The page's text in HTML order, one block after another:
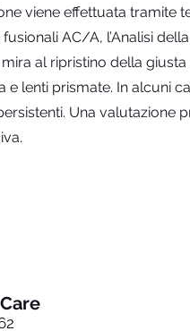
viene effettuata
AC/A, l’Analisi
mira al ripristino della
e lenti prismate. In alcuni
Una